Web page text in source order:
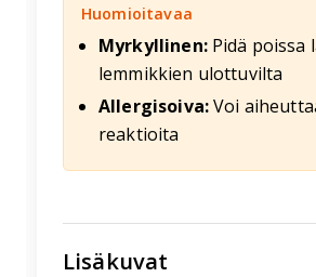
Huomioitavaa
Myrkyllinen:Pidä poissa
lemmikkien ulottuvilta
Allergisoiva:Voi
reaktioita
Lisäkuvat